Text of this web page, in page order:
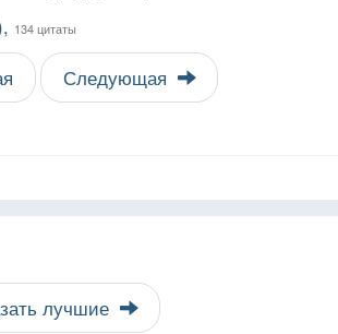
134 цитаты
Следующая
лучшие